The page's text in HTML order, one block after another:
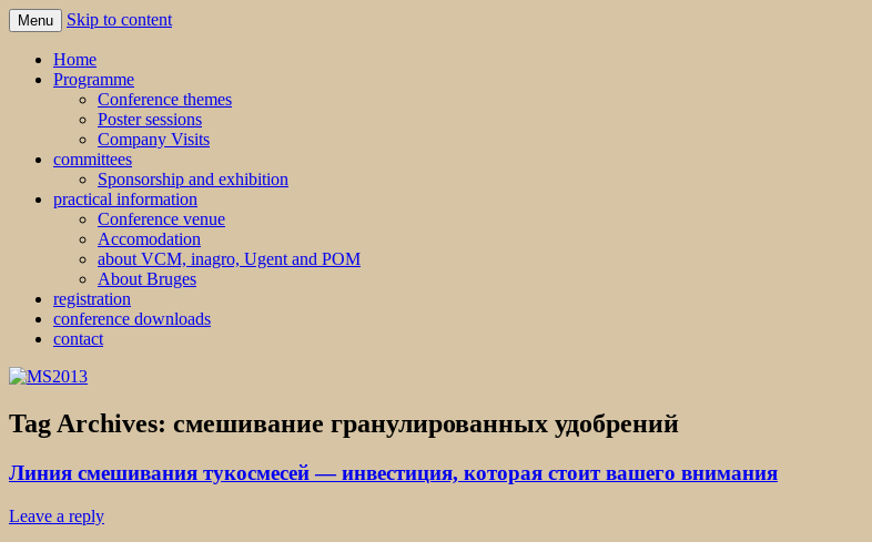
MS2013
Menu Skip to content
Home
Programme
Conference themes
Poster sessions
Company Visits
committees
Sponsorship and exhibition
practical information
Conference venue
Accomodation
about VCM, inagro, Ugent and POM
About Bruges
registration
conference downloads
contact
Tag Archives: смешивание гранулированных удобрений
Линия смешивания тукосмесей — инвестиция, которая стоит вашего внимания
Leave a reply